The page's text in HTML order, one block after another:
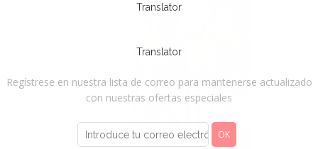
Translator
Translator
Regístrese en nuestra lista de correo para mantenerse actualizado
con nuestras ofertas especiales